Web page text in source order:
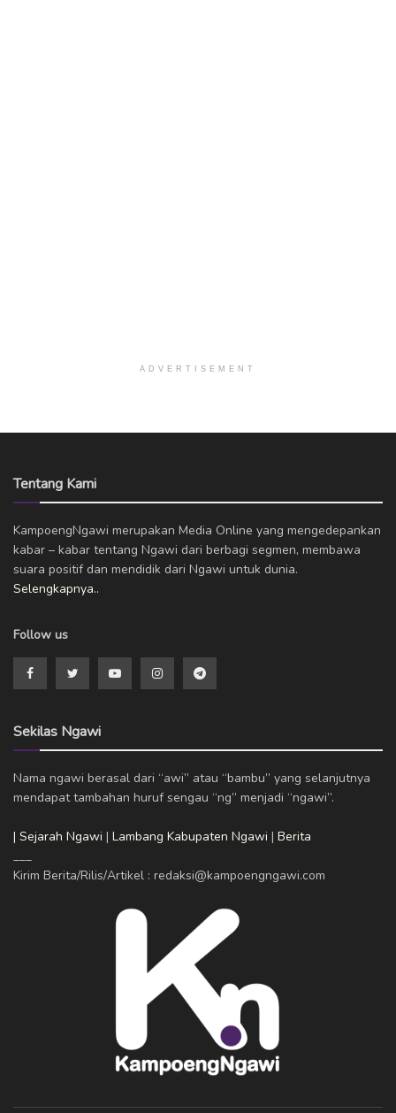
ADVERTISEMENT
Tentang Kami
KampoengNgawi merupakan Media Online yang mengedepankan
kabar – kabar tentang Ngawi dari berbagi segmen, membawa
suara positif dan mendidik dari Ngawi untuk dunia.
Selengkapnya..
Follow us
Sekilas Ngawi
Nama ngawi berasal dari “awi” atau “bambu” yang selanjutnya
mendapat tambahan huruf sengau “ng” menjadi “ngawi”.
| Sejarah Ngawi | Lambang Kabupaten Ngawi | Berita
Kirim Berita/Rilis/Artikel : redaksi@kampoengngawi.com